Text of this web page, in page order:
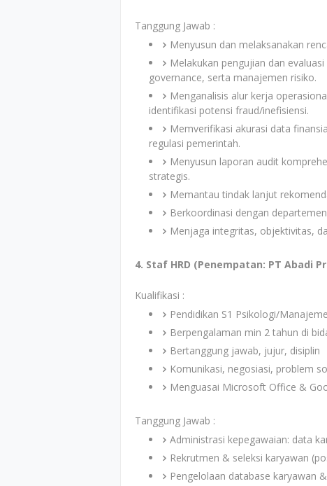
Tanggung Jawab :
Menyusun dan melaksanakan
Melakukan pengujian dan
governance, serta manajemen risiko.
Menganalisis alur kerja
identifikasi potensi fraud/inefisiensi.
Memverifikasi akurasi data
regulasi pemerintah.
Menyusun laporan audit
strategis.
Memantau tindak lanjut
Berkoordinasi dengan
Menjaga integritas, objektivitas,
4. Staf HRD (Penempatan: PT Abadi
Kualifikasi :
Pendidikan S1 Psikologi/
Berpengalaman min 2 tahun di
Bertanggung jawab, jujur, disiplin
Komunikasi, negosiasi, problem
Menguasai Microsoft Office &
Tanggung Jawab :
Administrasi kepegawaian: data
Rekrutmen & seleksi karyawan
Pengelolaan database karyawan &